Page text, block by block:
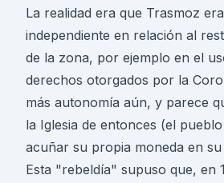
La realidad era que Trasmoz
independiente en relación al
de la zona, por ejemplo en el
derechos otorgados por la
más autonomía aún, y parece
la Iglesia de entonces (el
acuñar su propia moneda en su
Esta "rebeldía" supuso que, en